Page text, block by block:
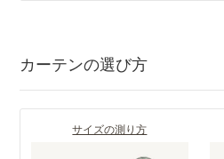
カーテンの選び方
サイズの測り方